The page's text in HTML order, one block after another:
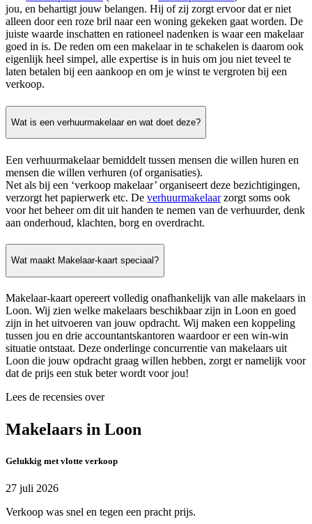
jou, en behartigt jouw belangen. Hij of zij zorgt ervoor dat er niet
alleen door een roze bril naar een woning gekeken gaat worden. De
juiste waarde inschatten en rationeel nadenken is waar een makelaar
goed in is. De reden om een makelaar in te schakelen is daarom ook
eigenlijk heel simpel, alle expertise is in huis om jou niet teveel te
laten betalen bij een aankoop en om je winst te vergroten bij een
verkoop.
Wat is een verhuurmakelaar en wat doet deze?
Een verhuurmakelaar bemiddelt tussen mensen die willen huren en
mensen die willen verhuren (of organisaties).
Net als bij een ‘verkoop makelaar’ organiseert deze bezichtigingen,
verzorgt het papierwerk etc. De verhuurmakelaarzorgt soms ook
voor het beheer om dit uit handen te nemen van de verhuurder, denk
aan onderhoud, klachten, borg en overdracht.
Wat maakt Makelaar-kaart speciaal?
Makelaar-kaart opereert volledig onafhankelijk van alle makelaars in
Loon. Wij zien welke makelaars beschikbaar zijn in Loon en goed
zijn in het uitvoeren van jouw opdracht. Wij maken een koppeling
tussen jou en drie accountantskantoren waardoor er een win-win
situatie ontstaat. Deze onderlinge concurrentie van makelaars uit
Loon die jouw opdracht graag willen hebben, zorgt er namelijk voor
dat de prijs een stuk beter wordt voor jou!
Lees de recensies over
Makelaars in Loon
Gelukkig met vlotte verkoop
27 juli 2026
Verkoop was snel en tegen een pracht prijs.